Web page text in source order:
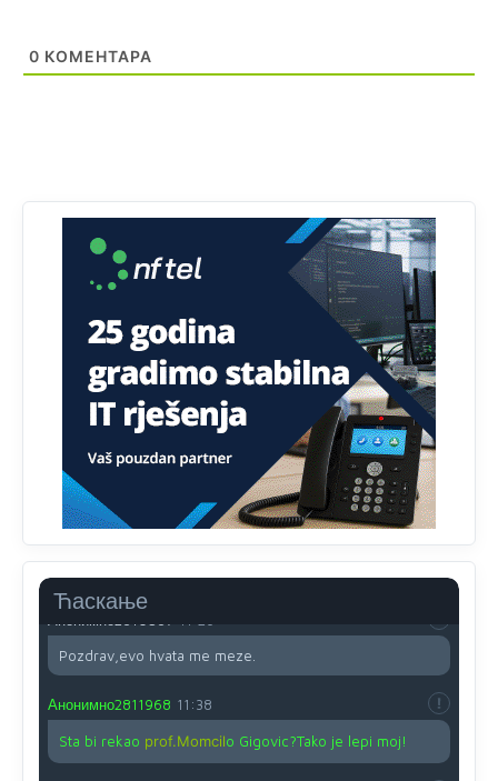
0 КОМЕНТАРА
Ћаскање
pusti ih ciganija...pocetkom ovog vjeka,neko rece za
Radovana i Ratka kaki su oni srbi...i poce dalje da
besjedi znam ja dobro sta je bilo u Ag-ci...
Proguglajte
Анонимно2810587 11:21
O kako su cudni lvi ljudi,uzeli bi sve da mogu...a ja srce
svima fajem,radujem se tudjoj sreci.I ko ima i ko nema
na iso ce mjesto leci!
Анонимно2810587
11:24
Pozdrav,evo hvata me meze.
Анонимно2811968 11:38
Sta bi rekao prof.Momcilo Gigovic?Tako je lepi moj!